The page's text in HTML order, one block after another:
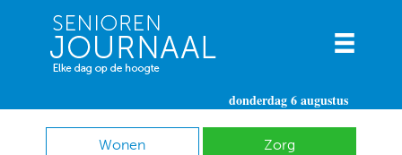
donderdag 6 augustus
Wonen Zorg